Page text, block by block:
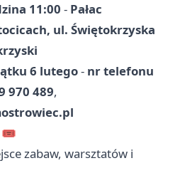
11:00 - Pałac
ul. Świętokrzyska
6 lutego- nr telefonu
970 489,
🎟️
zabaw, warsztatów i